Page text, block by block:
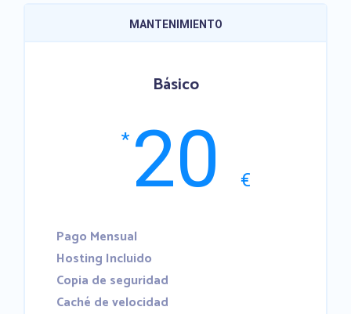
MANTENIMIENTO
Básico
* 20 €
Pago Mensual
Hosting Incluido
Copia de seguridad
Caché de velocidad